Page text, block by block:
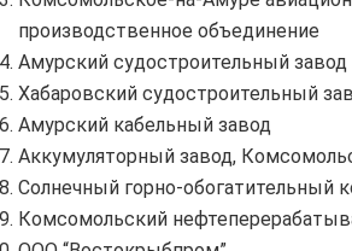
производственное объединение
Амурский судостроительный завод
Хабаровский судостроительный
Амурский кабельный завод
Аккумуляторный завод,
Солнечный горно-обогатительный
Комсомольский